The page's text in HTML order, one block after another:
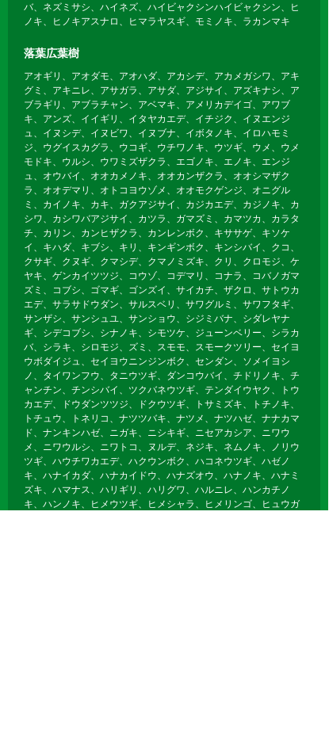
バ、ネズミサシ、ハイネズ、ハイビャクシンハイビャクシン、ヒ
ノキ、ヒノキアスナロ、ヒマラヤスギ、モミノキ、ラカンマキ
落葉広葉樹
アオギリ、アオダモ、アオハダ、アカシデ、アカメガシワ、アキ
グミ、アキニレ、アサガラ、アサダ、アジサイ、アズキナシ、ア
ブラギリ、アブラチャン、アベマキ、アメリカデイゴ、アワブ
キ、アンズ、イイギリ、イタヤカエデ、イチジク、イヌエンジ
ュ、イヌシデ、イヌビワ、イヌブナ、イボタノキ、イロハモミ
ジ、ウグイスカグラ、ウコギ、ウチワノキ、ウツギ、ウメ、ウメ
モドキ、ウルシ、ウワミズザクラ、エゴノキ、エノキ、エンジ
ュ、オウバイ、オオカメノキ、オオカンザクラ、オオシマザク
ラ、オオデマリ、オトコヨウゾメ、オオモクゲンジ、オニグル
ミ、カイノキ、カキ、ガクアジサイ、カジカエデ、カジノキ、カ
シワ、カシワバアジサイ、カツラ、ガマズミ、カマツカ、カラタ
チ、カリン、カンヒザクラ、カンレンボク、キササゲ、キソケ
イ、キハダ、キブシ、キリ、キンギンボク、キンシバイ、クコ、
クサギ、クヌギ、クマシデ、クマノミズキ、クリ、クロモジ、ケ
ヤキ、ゲンカイツツジ、コウゾ、コデマリ、コナラ、コバノガマ
ズミ、コブシ、ゴマギ、ゴンズイ、サイカチ、ザクロ、サトウカ
エデ、サラサドウダン、サルスベリ、サワグルミ、サワフタギ、
サンザシ、サンシュユ、サンショウ、シジミバナ、シダレヤナ
ギ、シデコブシ、シナノキ、シモツケ、ジューンベリー、シラカ
バ、シラキ、シロモジ、ズミ、スモモ、スモークツリー、セイヨ
ウボダイジュ、セイヨウニンジンボク、センダン、ソメイヨシ
ノ、タイワンフウ、タニウツギ、ダンコウバイ、チドリノキ、チ
ャンチン、チンシバイ、ツクバネウツギ、テンダイウヤク、トウ
カエデ、ドウダンツツジ、ドクウツギ、トサミズキ、トチノキ、
トチュウ、トネリコ、ナツツバキ、ナツメ、ナツハゼ、ナナカマ
ド、ナンキンハゼ、ニガキ、ニシキギ、ニセアカシア、ニワウ
メ、ニワウルシ、ニワトコ、ヌルデ、ネジキ、ネムノキ、ノリウ
ツギ、ハウチワカエデ、ハクウンボク、ハコネウツギ、ハゼノ
キ、ハナイカダ、ハナカイドウ、ハナズオウ、ハナノキ、ハナミ
ズキ、ハマナス、ハリギリ、ハリグワ、ハルニレ、ハンカチノ
キ、ハンノキ、ヒメウツギ、ヒメシャラ、ヒメリンゴ、ヒュウガ